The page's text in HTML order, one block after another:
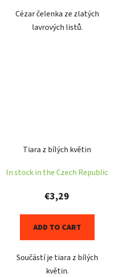
Cézar čelenka ze zlatých
lavrových listů.
Tiara z bílých květin
In stock in the Czech Republic
€3,29
ADD TO CART
Součástí je tiara z bílých
květin.